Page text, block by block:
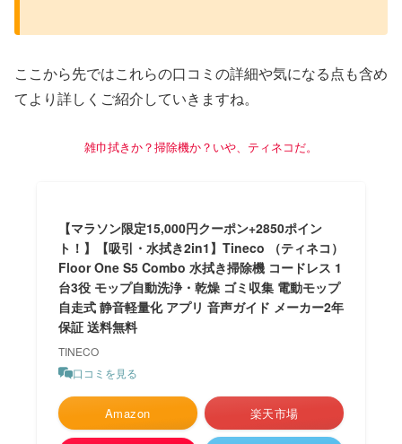
ここから先ではこれらの口コミの詳細や気になる点も含め
てより詳しくご紹介していきますね。
雑巾拭きか？掃除機か？いや、 ティネコだ。
【マラソン限定15,000円クーポン+2850ポイン
ト！】【吸引・水拭き2in1】Tineco （ティネコ）
Floor One S5 Combo 水拭き掃除機 コードレス 1
台3役 モップ自動洗浄・乾燥 ゴミ収集 電動モップ
自走式 静音軽量化 アプリ 音声ガイド メーカー2年
保証 送料無料
TINECO
口コミを見る
Amazon 楽天市場